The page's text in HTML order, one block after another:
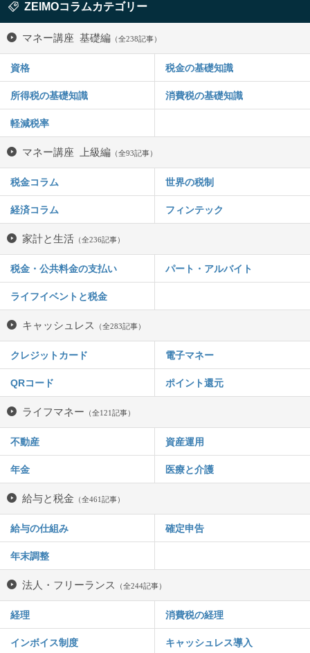
ZEIMOコラムカテゴリー
マネー講座 基礎編 （全238記事）
資格 税金の基礎知識
所得税の基礎知識 消費税の基礎知識
軽減税率
マネー講座 上級編 （全93記事）
税金コラム 世界の税制
経済コラム フィンテック
家計と生活 （全236記事）
税金・公共料金の支払い パート・アルバイト
ライフイベントと税金
キャッシュレス （全283記事）
クレジットカード 電子マネー
QRコード ポイント還元
ライフマネー （全121記事）
不動産 資産運用
年金 医療と介護
給与と税金 （全461記事）
給与の仕組み 確定申告
年末調整
法人・フリーランス （全244記事）
経理 消費税の経理
インボイス制度 キャッシュレス導入